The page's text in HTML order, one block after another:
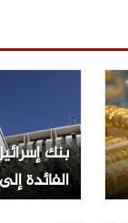
بنك
الشيكل